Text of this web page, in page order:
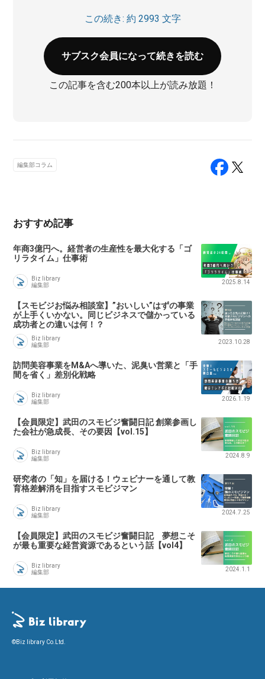
この続き: 約 2993 文字
サブスク会員になって続きを読む
この記事を含む200本以上が読み放題！
編集部コラム
おすすめ記事
年商3億円へ。経営者の生産性を最大化する「ゴ
リラタイム」仕事術
Biz library
編集部
2025.8.14
【スモビジお悩み相談室】”おいしい”はずの事業
が上手くいかない。同じビジネスで儲かっている
成功者との違いは何！？
Biz library
編集部
2023.10.28
訪問美容事業をM&Aへ導いた、泥臭い営業と「手
間を省く」差別化戦略
Biz library
編集部
2026.1.19
【会員限定】武田のスモビジ奮闘日記 創業参画し
た会社が急成長、その要因【vol.15】
Biz library
編集部
2024.8.9
研究者の「知」を届ける！ウェビナーを通して教
育格差解消を目指すスモビジマン
Biz library
編集部
2024.7.25
【会員限定】武田のスモビジ奮闘日記 夢想こそ
が最も重要な経営資源であるという話【vol4】
Biz library
編集部
2024.1.1
©Biz library Co.Ltd.